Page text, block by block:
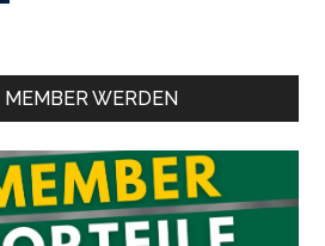
MEMBER WERDEN